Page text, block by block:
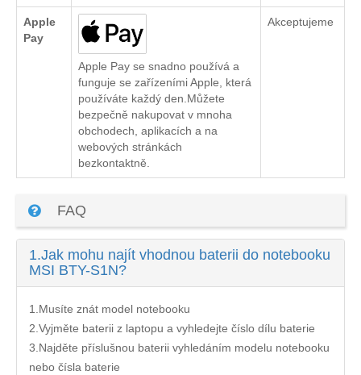
Apple
Pay
Apple Pay se snadno používá a
funguje se zařízeními Apple, která
používáte každý den.Můžete
bezpečně nakupovat v mnoha
obchodech, aplikacích a na
webových stránkách
bezkontaktně.
Akceptujeme
FAQ
1.Jak mohu najít vhodnou baterii do notebooku
MSI BTY-S1N?
1.Musíte znát model notebooku
2.Vyjměte baterii z laptopu a vyhledejte číslo dílu baterie
3.Najděte příslušnou baterii vyhledáním modelu notebooku
nebo čísla baterie